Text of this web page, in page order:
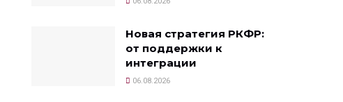
Новая стратегия РКФР:
от поддержки к
интеграции
06.08.2026